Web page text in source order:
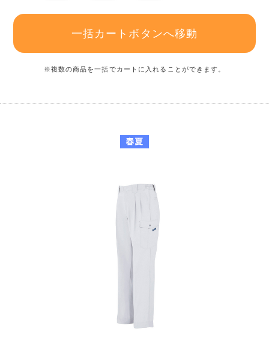
一括カートボタンへ移動
※複数の商品を一括でカートに入れることができます。